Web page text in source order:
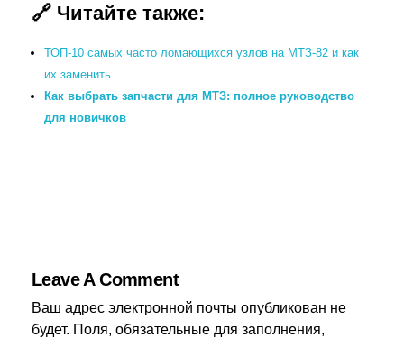
🔗 Читайте также:
ТОП-10 самых часто ломающихся узлов на МТЗ-82 и как
их заменить
Как выбрать запчасти для МТЗ: полное руководство
для новичков
Leave A Comment
Ваш адрес электронной почты опубликован не
будет. Поля, обязательные для заполнения,